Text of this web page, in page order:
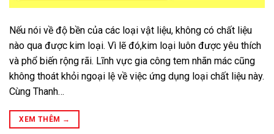
Nếu nói về độ bền của các loại vật liệu, không có chất liệu
nào qua được kim loại. Vì lẽ đó,kim loại luôn được yêu thích
và phổ biến rộng rãi. Lĩnh vực gia công tem nhãn mác cũng
không thoát khỏi ngoại lệ về việc ứng dụng loại chất liệu này.
Cùng Thanh…
XEM THÊM →